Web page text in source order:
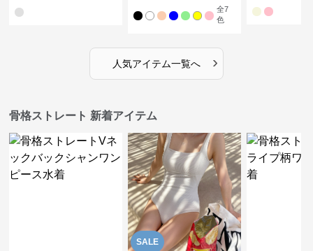
全7
色
人気アイテム一覧へ ›
骨格ストレート 新着アイテム
SALE